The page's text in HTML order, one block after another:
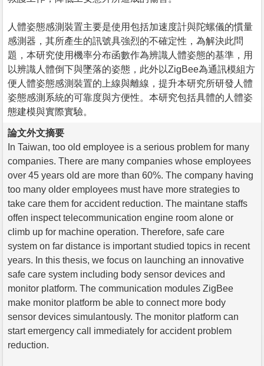
人體姿態感測裝置主要是使用包括加速度計與陀螺儀的慣量
感測器，其所產生的訊號具強烈的不確定性，為解決此問
題，本研究使用機率分布函數作為辨識人體姿態的基準，用
以辨識人體倒下與墜落的姿態，此外以ZigBee為通訊模組方
便人體姿態感測裝置的上線與離線，提升本研究所研發人體
姿態感測系統的可靠度與方便性。本研究包括具體的人體姿
態建模與實際實驗。
論文外文摘要
In Taiwan, too old employee is a serious problem for many
companies. There are many companies whose employees
over 45 years old are more than 60%. The company having
too many older employees must have more strategies to
take care them for accident reduction. The maintane staffs
offen inspect telecommunication engine room alone or
climb up for machine operation. Therefore, safe care
system on far distance is important studied topics in recent
years. In this thesis, we focus on launching an innovative
safe care system including body sensor devices and
monitor platform. The communication modules ZigBee
make monitor platform be able to connect more body
sensor devices simulantously. The monitor platform can
start emergency call immediately for accident problem
reduction.